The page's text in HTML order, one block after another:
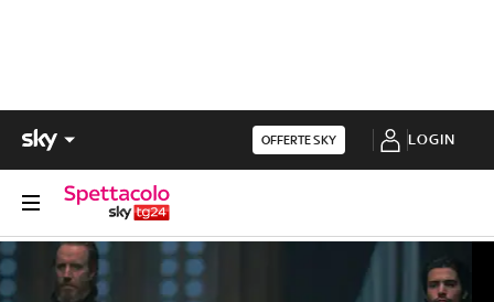
OFFERTE SKY LOGIN